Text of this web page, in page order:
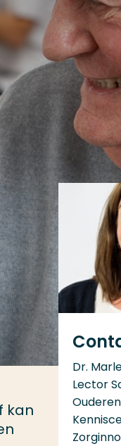
kan
Dr.
Lector